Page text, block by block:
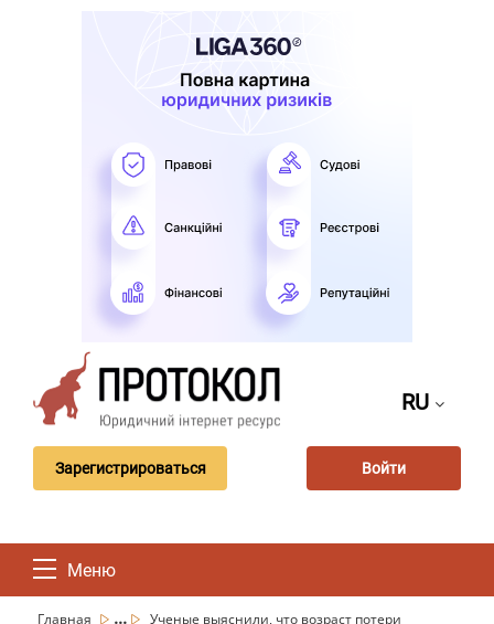
RU
Зарегистрироваться Войти
Меню
Главная ...
Ученые выяснили, что возраст потери